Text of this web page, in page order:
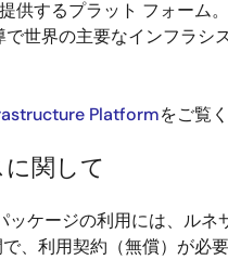
供するプラット フォーム
世界の主要なインフラシ
Platformをご覧
関して
ッケージの利用には、ルネ
で、利用契約（無償）が必